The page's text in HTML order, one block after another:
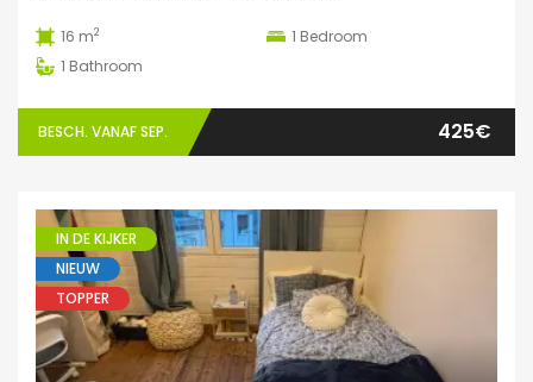
16 m2 1 Bedroom
1 Bathroom
BESCH. VANAF SEP. 425€
IN DE KIJKER
NIEUW
TOPPER